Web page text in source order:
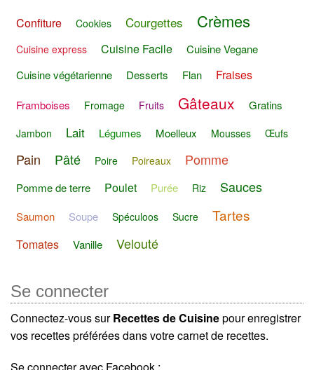
Confiture Cookies Courgettes Crèmes
Cuisine express Cuisine Facile
Cuisine Vegane
Cuisine végétarienne
Desserts Flan Fraises
Framboises Fromage Fruits Gâteaux Gratins
Jambon Lait Légumes Moelleux Mousses Œufs
Pain Pâté Poire Poireaux Pomme
Pomme de terre Poulet Purée Riz Sauces
Saumon Soupe Spéculoos Sucre Tartes
Tomates Vanille Velouté
Se connecter
Connectez-vous surRecettes de Cuisinepour enregistrer
vos recettes préférées dans votre carnet de recettes.